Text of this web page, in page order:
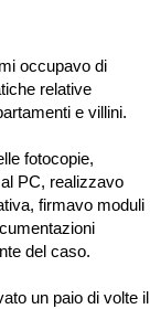
occupavo di
relative
e villini.
fotocopie,
PC, realizzavo
firmavo moduli
del caso.
un paio di volte il